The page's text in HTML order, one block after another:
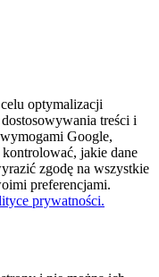
optymalizacji
treści i
Google,
jakie dane
zgodę na wszystkie
preferencjami.
prywatności.